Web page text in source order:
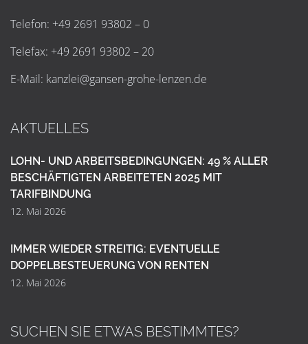
Telefon: +49 2691 93802 – 0
Telefax: +49 2691 93802 – 20
E-Mail: kanzlei@gansen-grohe-lenzen.de
AKTUELLES
LOHN- UND ARBEITSBEDINGUNGEN: 49 % ALLER
BESCHÄFTIGTEN ARBEITETEN 2025 MIT
TARIFBINDUNG
12. Mai 2026
IMMER WIEDER STREITIG: EVENTUELLE
DOPPELBESTEUERUNG VON RENTEN
12. Mai 2026
SUCHEN SIE ETWAS BESTIMMTES?